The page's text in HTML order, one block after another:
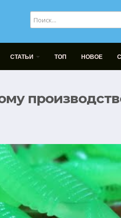
СТАТЬИ ТОП НОВОЕ